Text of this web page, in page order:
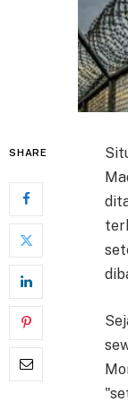
SHARE